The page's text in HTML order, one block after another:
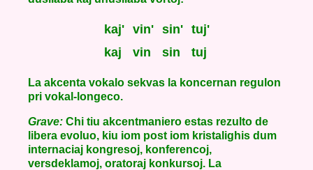
kaj' vin' sin'
tuj'
kaj
vin sin tuj
La akcenta vokalo sekvas la koncernan regulon
pri vokal-longeco.
Grave: Chi tiu akcentmaniero estas rezulto de
libera evoluo, kiu iom post iom kristalighis dum
internaciaj kongresoj, konferencoj,
versdeklamoj, oratoraj konkursoj. La